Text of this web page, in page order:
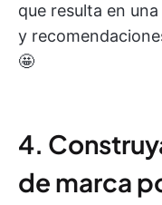
que resulta en
y
🤩
4.
de marca